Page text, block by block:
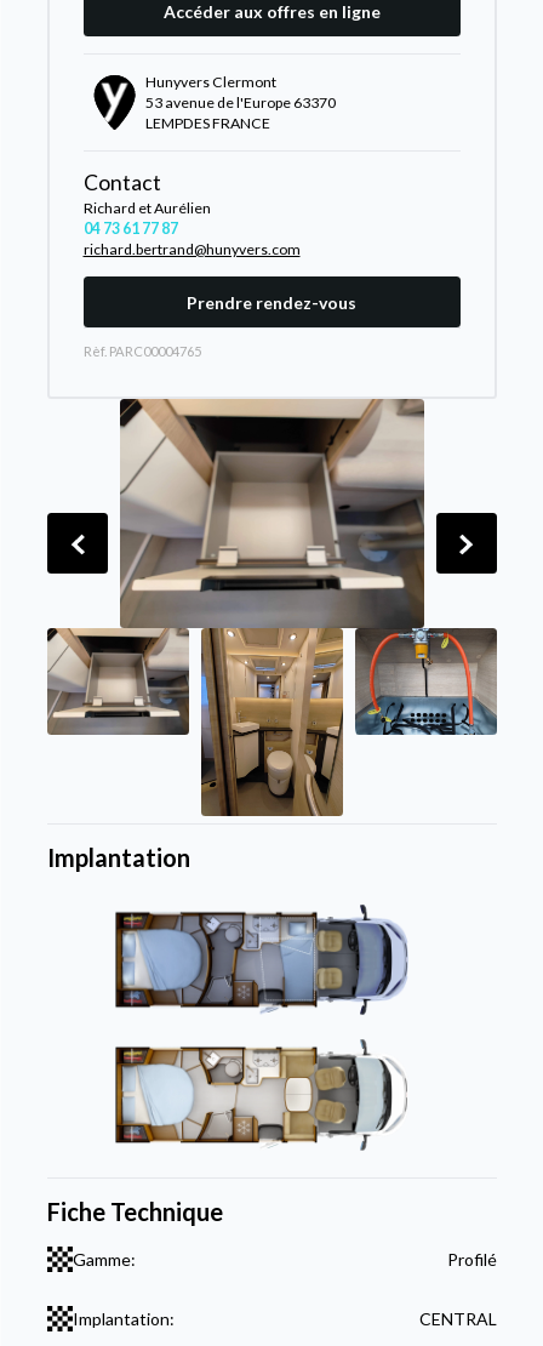
Accéder aux offres en ligne
Hunyvers Clermont
53 avenue de l'Europe 63370
LEMPDES FRANCE
Contact
Richard et Aurélien
04 73 61 77 87
richard.bertrand@hunyvers.com
Prendre rendez-vous
Rèf. PARC00004765
Implantation
Fiche Technique
Gamme: Profilé
Implantation: CENTRAL